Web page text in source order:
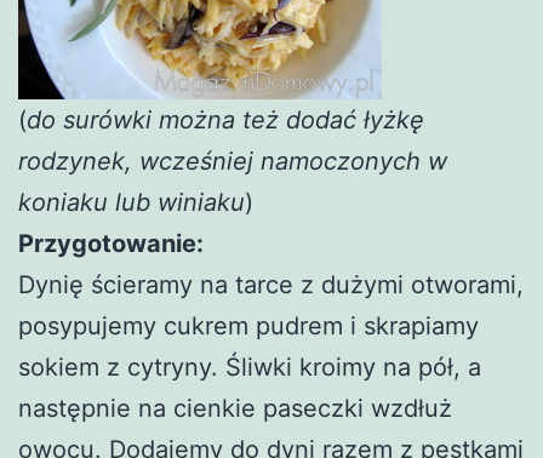
(do surówki można też dodać łyżkę
rodzynek, wcześniej namoczonych w
koniaku lub winiaku)
Przygotowanie:
Dynię ścieramy na tarce z dużymi otworami,
posypujemy cukrem pudrem i skrapiamy
sokiem z cytryny. Śliwki kroimy na pół, a
następnie na cienkie paseczki wzdłuż
owocu. Dodajemy do dyni razem z pestkami